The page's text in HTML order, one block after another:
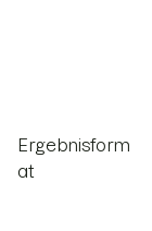
Ergebnisform
at